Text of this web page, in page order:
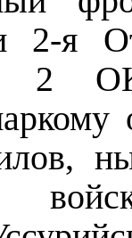
2-я